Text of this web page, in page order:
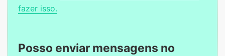
fazer isso.
Posso enviar mensagens no